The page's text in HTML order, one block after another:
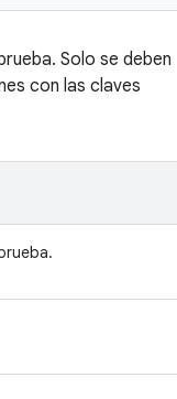
Solo se deben
con las claves